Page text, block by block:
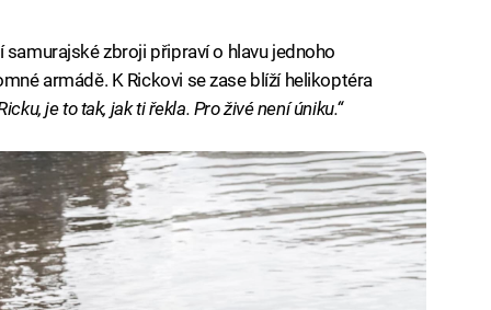
zbroji připraví o hlavu jednoho
armádě. K Rickovi se zase blíží helikoptéra
je to tak, jak ti řekla. Pro živé není úniku.“